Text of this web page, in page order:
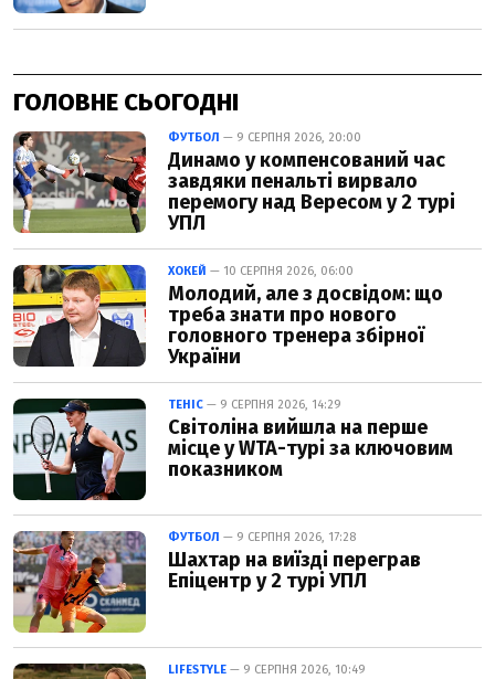
ГОЛОВНЕ СЬОГОДНІ
ФУТБОЛ — 9 СЕРПНЯ 2026, 20:00
Динамо у компенсований час
завдяки пенальті вирвало
перемогу над Вересом у 2 турі
УПЛ
ХОКЕЙ — 10 СЕРПНЯ 2026, 06:00
Молодий, але з досвідом: що
треба знати про нового
головного тренера збірної
України
ТЕНІС — 9 СЕРПНЯ 2026, 14:29
Світоліна вийшла на перше
місце у WTA-турі за ключовим
показником
ФУТБОЛ — 9 СЕРПНЯ 2026, 17:28
Шахтар на виїзді переграв
Епіцентр у 2 турі УПЛ
LIFESTYLE — 9 СЕРПНЯ 2026, 10:49